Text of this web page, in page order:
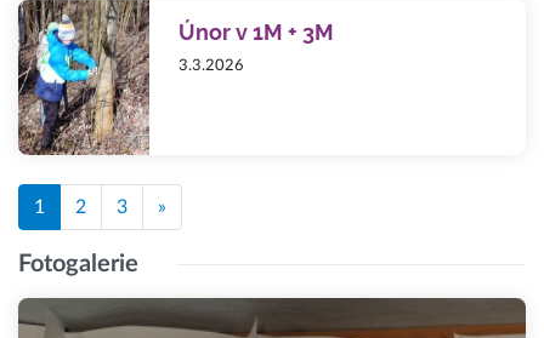
Únor v 1M + 3M
3.3.2026
1 2 3 »
Fotogalerie